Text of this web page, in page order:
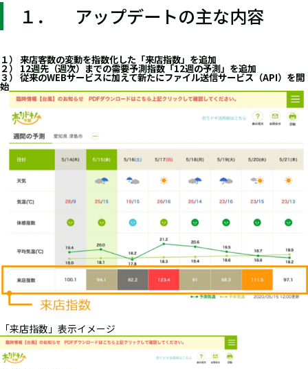
１． アップデートの主な内容
１） 来店客数の変動を指数化した「来店指数」を追加
２） 12週先（週次）までの需要予測指数「12週の予測」を追加
３） 従来のWEBサービスに加えて新たにファイル送信サービス（API）を開
始
「来店指数」表示イメージ